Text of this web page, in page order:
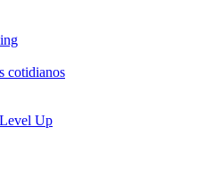
cotidianos
Level Up